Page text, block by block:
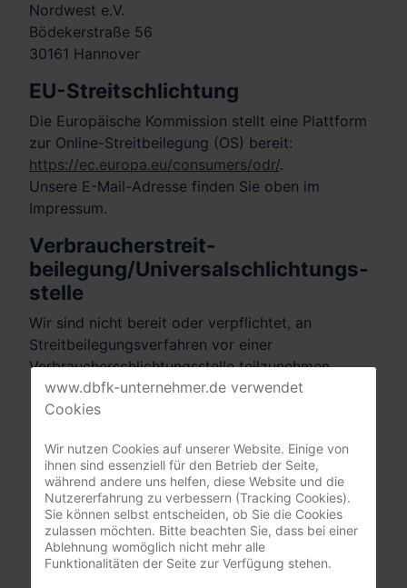
Nordwest e.V.
Bödekerstraße 56
30161 Hannover
EU-Streitschlichtung
Die Europäische Kommission stellt eine Plattform
zur Online-Streitbeilegung (OS) bereit:
https://ec.europa.eu/consumers/odr/.
Unsere E-Mail-Adresse finden Sie oben im
Impressum.
Verbraucher­streit­
beilegung/Universal­schlichtungs­
stelle
Wir sind nicht bereit oder verpflichtet, an
Streitbeilegungsverfahren vor einer
Verbraucherschlichtungsstelle teilzunehmen.
nur registrierte Pflegeunternehmer:innen
(DBfK Nordwest + Südost)
Benutzername
www.dbfk-unternehmer.de verwendet
Cookies
Wir nutzen Cookies auf unserer Website. Einige von
ihnen sind essenziell für den Betrieb der Seite,
während andere uns helfen, diese Website und die
Nutzererfahrung zu verbessern (Tracking Cookies).
Sie können selbst entscheiden, ob Sie die Cookies
zulassen möchten. Bitte beachten Sie, dass bei einer
Ablehnung womöglich nicht mehr alle
Funktionalitäten der Seite zur Verfügung stehen.